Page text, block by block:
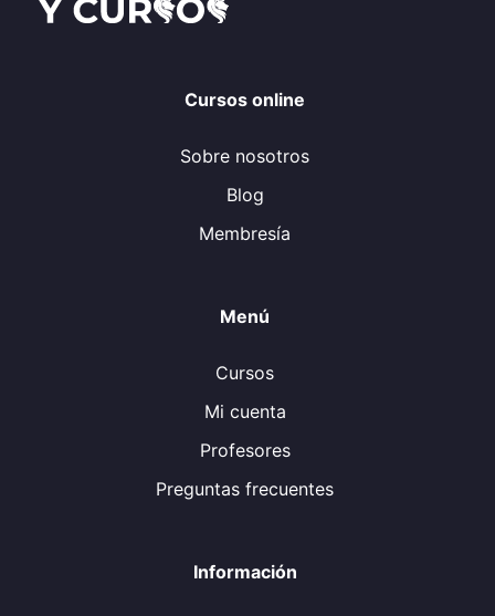
Cursos online
Sobre nosotros
Blog
Membresía
Menú
Cursos
Mi cuenta
Profesores
Preguntas frecuentes
Información